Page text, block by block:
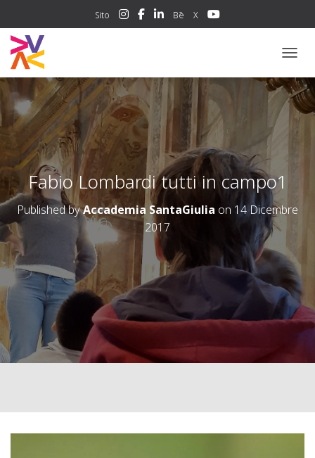
Sito Bē X
Fabio Lombardi tutti in campo1
Published byAccademia SantaGiulia on 14 Dicembre
2017